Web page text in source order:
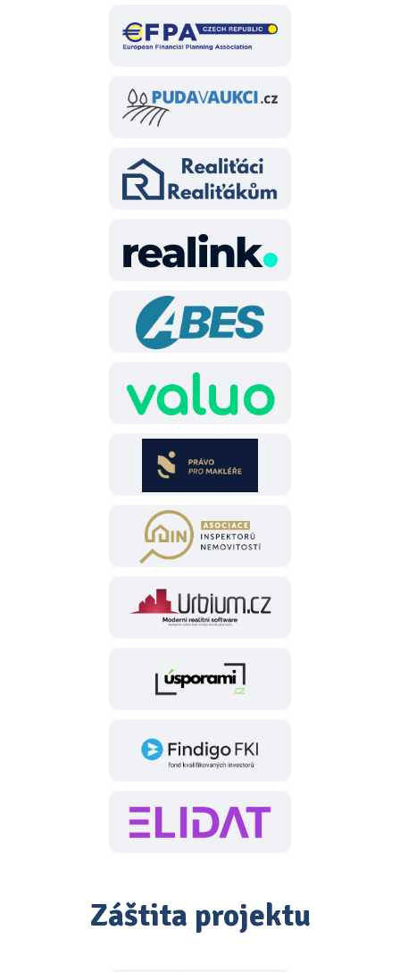
Záštita projektu